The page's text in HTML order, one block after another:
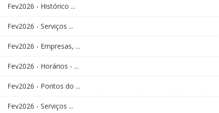
Fev2026 - Histórico ...
Fev2026 - Serviços ...
Fev2026 - Empresas, ...
Fev2026 - Horários - ...
Fev2026 - Pontos do ...
Fev2026 - Serviços ...